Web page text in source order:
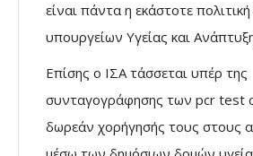
είναι πάντα η εκάστοτε
υπουργείων Υγείας και
Επίσης ο ΙΣΑ τάσσεται υπέρ της
συνταγογράφησης των pcr test
δωρεάν χορήγησής τους στους